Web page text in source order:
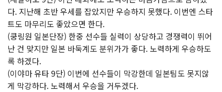
다. 지난해 초반 우세를 잡았지만 우승하지 못했다. 이번엔 스타
트도 마무리도 좋았으면 한다.
(쿵링원 일본단장) 한중 선수들 실력이 상당하고 경쟁력이 뛰어
난 건 맞지만 일본 바둑계도 분위가가 좋다. 노력하게 우승하도
록 하겠다.
(이야마 유타 9단) 이번에 선수들이 막강한데 일본팀도 못지않
게 막강하다. 노력해서 우승을 거두겠다.